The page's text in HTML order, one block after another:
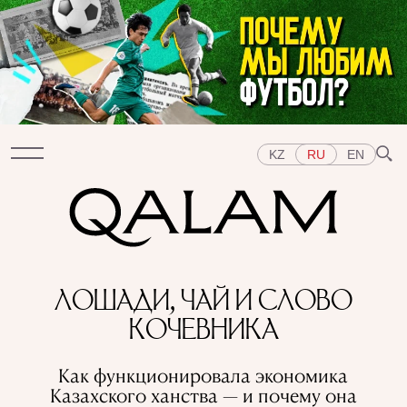
KZ RU EN
ИНТЕРВЬЮ
ЛЕКЦИИ ИСТОРИИ
КОРОТКО
СПЕЦПРОЕКТЫ
ВОСТОК
ЗАПАД
ЦЕНТРАЛЬНАЯ АЗИЯ
КАЗАХСТАН
ЛЮДИ
ИСКУССТВО
ЛОШАДИ, ЧАЙ И СЛОВО
КОЧЕВНИКА
Как функционировала экономика
Казахского ханства — и почему она